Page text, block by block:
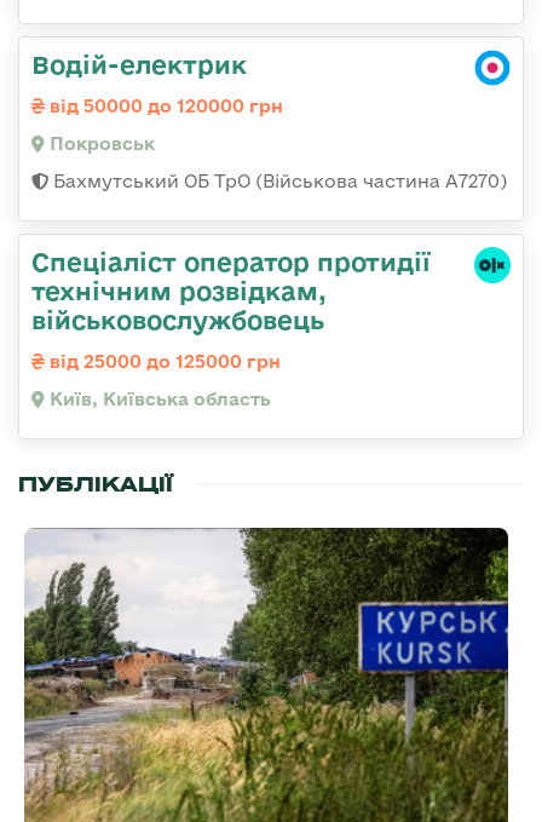
Водій-електрик
від 50000 до 120000 грн
Покровськ
Бахмутський ОБ ТрО (Військова частина А7270)
Спеціаліст оператор протидії
технічним розвідкам,
військовослужбовець
від 25000 до 125000 грн
Київ, Київська область
ПУБЛІКАЦІЇ